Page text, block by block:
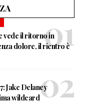
vede il ritorno in
dolore, il rientro è
Jake Delaney
wildcard